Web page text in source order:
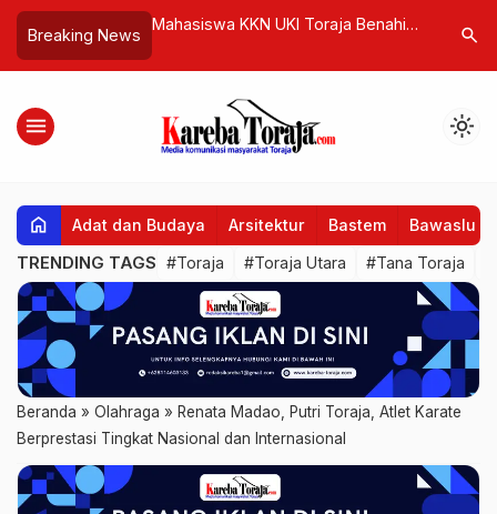
Breaking News
Simulluk
Wakil Menteri Perdagangan RI, Jerry
Narasumber Rakernas XI PMKRI di
Mausearch
menu light_mode
home Adat dan Budaya Arsitektur Bastem Bawaslu
TRENDING TAGS #Toraja #Toraja Utara #Tana Toraja
Beranda » Olahraga » Renata Madao, Putri Toraja, Atlet Karate
Berprestasi Tingkat Nasional dan Internasional